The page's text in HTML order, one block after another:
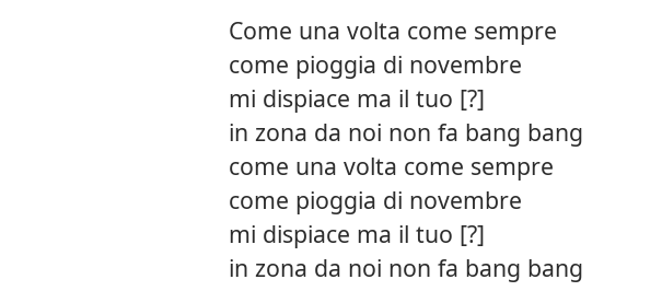
Come una volta come sempre
come pioggia di novembre
mi dispiace ma il tuo [?]
in zona da noi non fa bang bang
come una volta come sempre
come pioggia di novembre
mi dispiace ma il tuo [?]
in zona da noi non fa bang bang